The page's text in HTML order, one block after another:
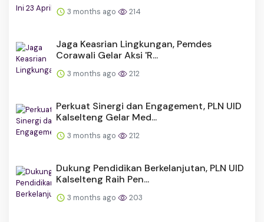
3 months ago 214
Jaga Keasrian Lingkungan, Pemdes
Corawali Gelar Aksi 'R...
3 months ago 212
Perkuat Sinergi dan Engagement, PLN UID
Kalselteng Gelar Med...
3 months ago 212
Dukung Pendidikan Berkelanjutan, PLN UID
Kalselteng Raih Pen...
3 months ago 203